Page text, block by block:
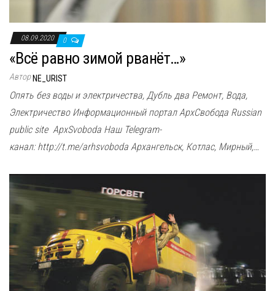
08.09.2020 0
«Всё равно зимой рванёт…»
Автор NE_URIST
Опять без воды и электричества, Дубль два Ремонт, Вода,
Электричество Информационный портал АрхСвобода Russian
public site ApxSvoboda Наш Telegram-
канал: http://t.me/arhsvoboda Архангельск, Котлас, Мирный,…